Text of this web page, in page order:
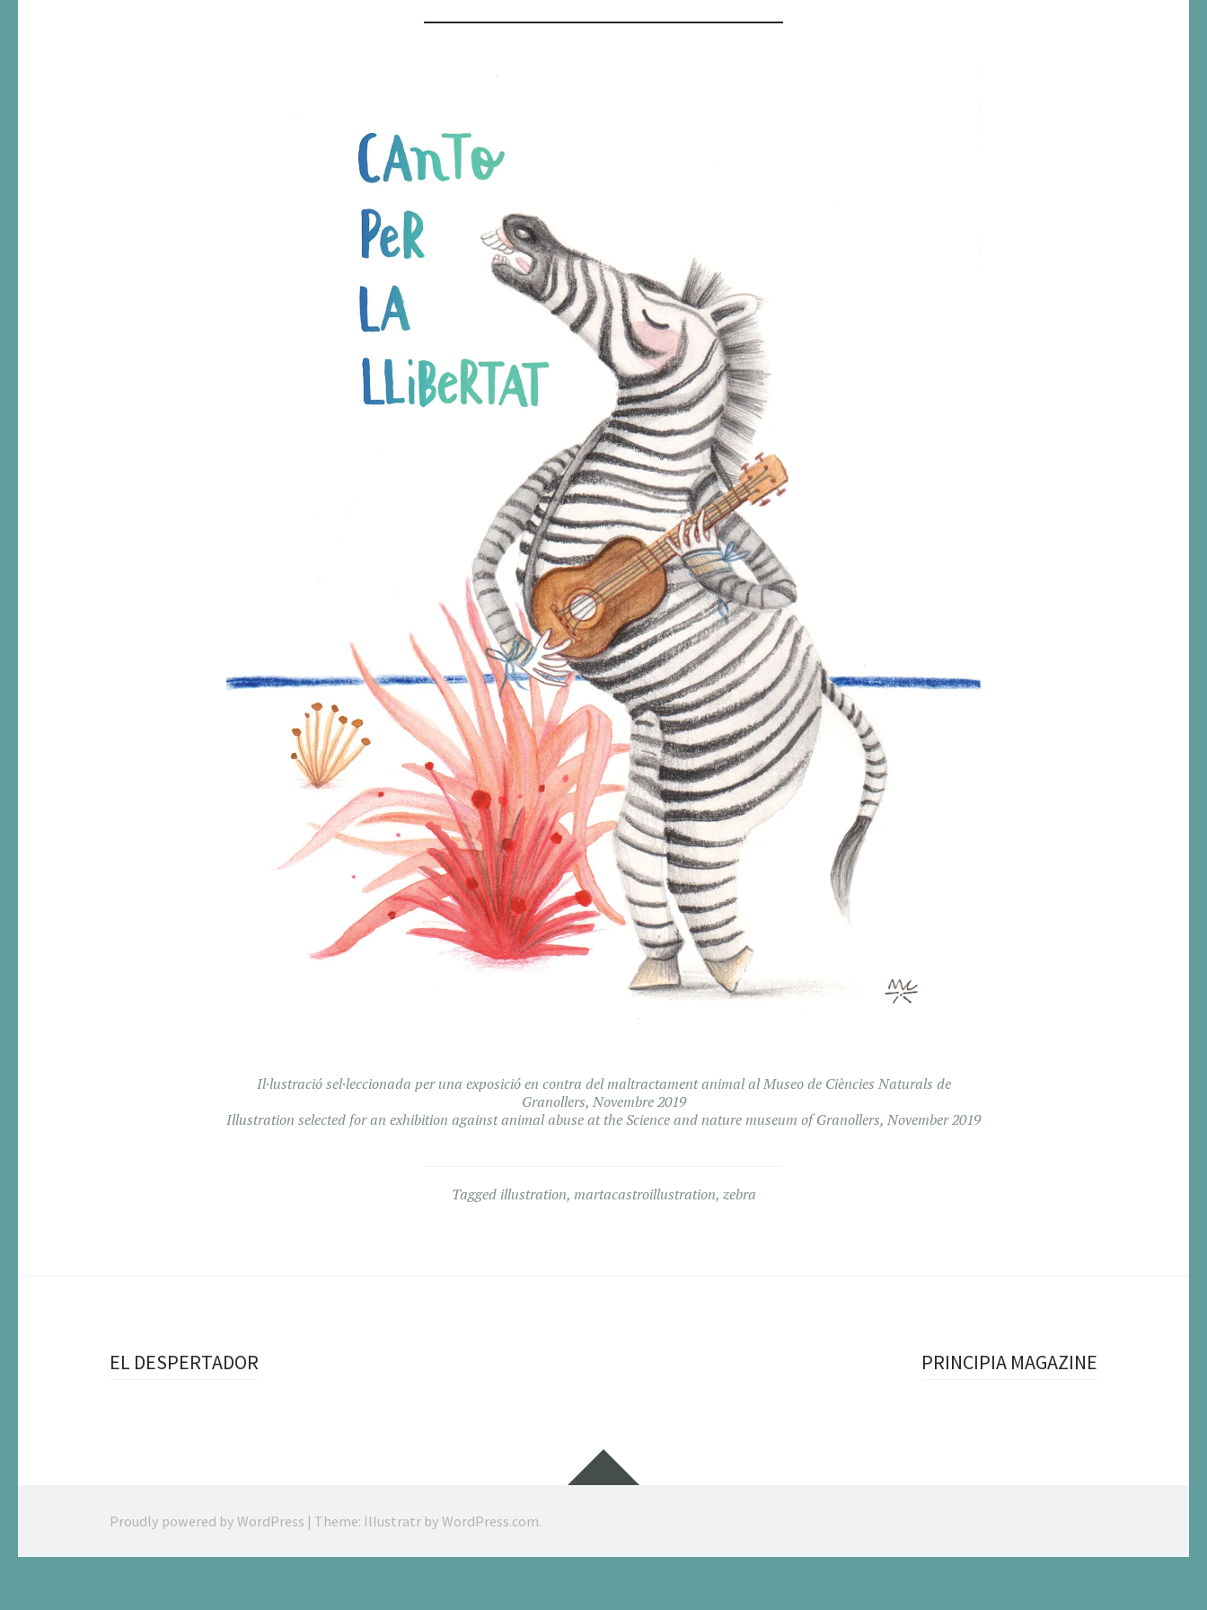
Il·lustració sel·leccionada per una exposició en contra del maltractament animal al Museo de Ciències Naturals de
Granollers, Novembre 2019
Illustration selected for an exhibition against animal abuse at the Science and nature museum of Granollers, November 2019
Tagged illustration, martacastroillustration, zebra
EL DESPERTADOR PRINCIPIA MAGAZINE
Widgets
Proudly powered by WordPress | Theme: Illustratr by WordPress.com.